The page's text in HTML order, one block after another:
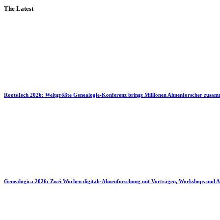
The Latest
RootsTech 2026: Weltgrößte Genealogie-Konferenz bringt Millionen Ahnenforscher
Genealogica 2026: Zwei Wochen digitale Ahnenforschung mit Vorträgen, Workshops und